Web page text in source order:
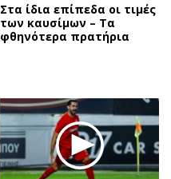
Στα ίδια επίπεδα οι τιμές
των καυσίμων – Τα
φθηνότερα πρατήρια